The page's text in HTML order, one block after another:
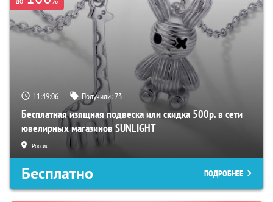
11:49:05 Получили:73
Бесплатная изящная подвеска или скидка 500р. в сети
ювелирных магазинов SUNLIGHT
Россия
Бесплатно ПОДРОБНЕЕ